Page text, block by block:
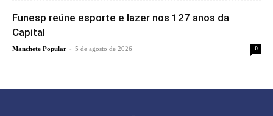
Funesp reúne esporte e lazer nos 127 anos da
Capital
Manchete Popular - 5 de agosto de 2026 0